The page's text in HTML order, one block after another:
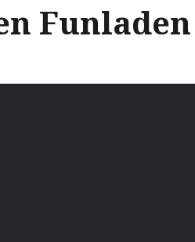
Funladen